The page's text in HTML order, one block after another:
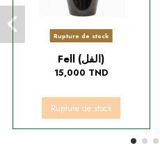
Rupture de stock
Fell (الفل)
15,000 TND
Rupture de stock